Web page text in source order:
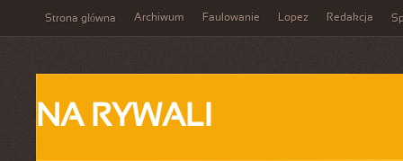
Strona główna Archiwum Faulowanie Lopez Redakcja
NA RYWALI